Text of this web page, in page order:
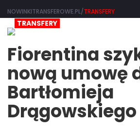
NOWINKITRANSFEROWE.PL/TRANSFERY
TRANSFERY
Fiorentina
nową umowę
Bartłomieja
Drągowskiego